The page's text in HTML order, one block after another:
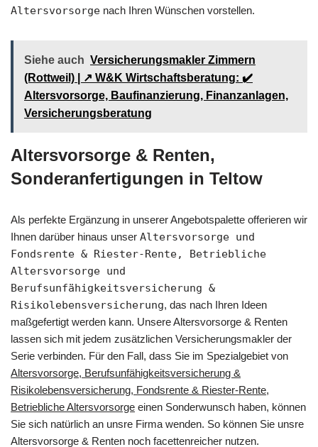
Altersvorsorge nach Ihren Wünschen vorstellen.
Siehe auch Versicherungsmakler Zimmern
(Rottweil) | ↗️ W&K Wirtschaftsberatung: ✔️
Altersvorsorge, Baufinanzierung, Finanzanlagen,
Versicherungsberatung
Altersvorsorge & Renten,
Sonderanfertigungen in Teltow
Als perfekte Ergänzung in unserer Angebotspalette offerieren wir
Ihnen darüber hinaus unser Altersvorsorge und
Fondsrente & Riester-Rente, Betriebliche
Altersvorsorge und
Berufsunfähigkeitsversicherung &
Risikolebensversicherung, das nach Ihren Ideen
maßgefertigt werden kann. Unsere Altersvorsorge & Renten
lassen sich mit jedem zusätzlichen Versicherungsmakler der
Serie verbinden. Für den Fall, dass Sie im Spezialgebiet von
Altersvorsorge, Berufsunfähigkeitsversicherung &
Risikolebensversicherung, Fondsrente & Riester-Rente,
Betriebliche Altersvorsorge einen Sonderwunsch haben, können
Sie sich natürlich an unsre Firma wenden. So können Sie unsre
Altersvorsorge & Renten noch facettenreicher nutzen.